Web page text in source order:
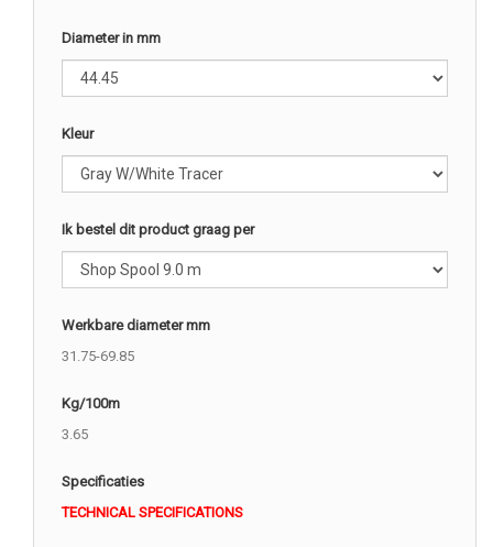
Diameter in mm
Kleur
Ik bestel dit product graag per
Werkbare diameter mm
31.75-69.85
Kg/100m
3.65
Specificaties
TECHNICAL SPECIFICATIONS